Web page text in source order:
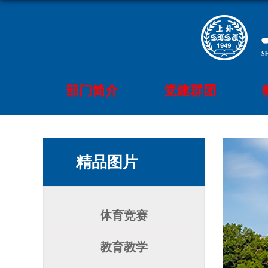
部门简介 党建群团
精品图片
体育竞赛
教育教学